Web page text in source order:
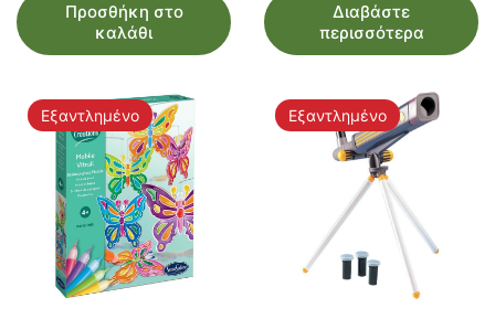
Προσθήκη στο
καλάθι
Διαβάστε
περισσότερα
Εξαντλημένο Εξαντλημένο